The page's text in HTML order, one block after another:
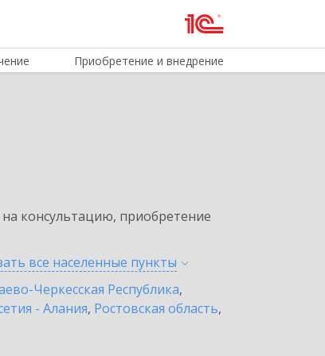
Приобретение и внедрение
консультацию, приобретение
все населенные пункты
Черкесская Республика,
- Алания, Ростовская область,